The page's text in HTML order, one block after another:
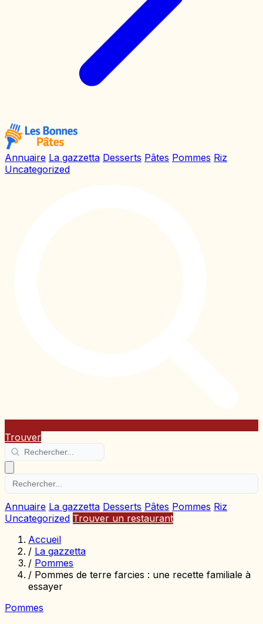
Annuaire La gazzetta Desserts Pâtes Pommes Riz
Uncategorized
Trouver
Annuaire La gazzetta Desserts Pâtes Pommes Riz
Uncategorized Trouver un restaurant
Accueil
/ La gazzetta
/ Pommes
/ Pommes de terre farcies : une recette familiale à
essayer
Pommes